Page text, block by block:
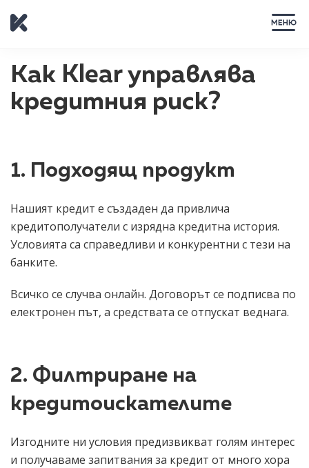
Как Klear управлява
кредитния риск?
1. Подходящ продукт
Нашият кредит е създаден да привлича
кредитополучатели с изрядна кредитна история.
Условията са справедливи и конкурентни с тези на
банките.
Всичко се случва онлайн. Договорът се подписва по
електронен път, а средствата се отпускат веднага.
2. Филтриране на
кредитоискателите
Изгодните ни условия предизвикват голям интерес
и получаваме запитвания за кредит от много хора